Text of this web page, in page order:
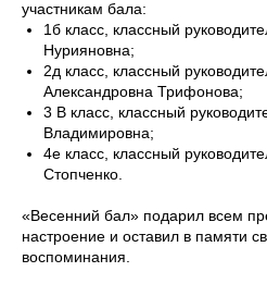
участникам бала:
1б класс, классный
Нурияновна;
2д класс, классный
Александровна Трифонова;
3 В класс, классный
Владимировна;
4е класс, классный
Стопченко.
«Весенний бал» подарил всем
настроение и оставил в памяти
воспоминания.